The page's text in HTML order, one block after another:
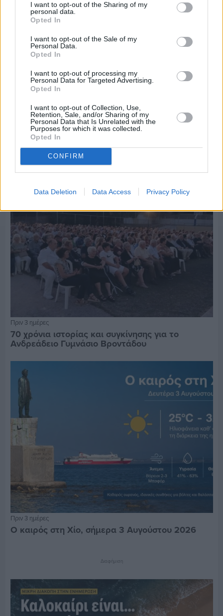
I want to opt-out of the Sharing of my
personal data.
Opted In
I want to opt-out of the Sale of my
Personal Data.
Opted In
I want to opt-out of processing my
Personal Data for Targeted Advertising.
Opted In
I want to opt-out of Collection, Use,
Retention, Sale, and/or Sharing of my
Personal Data that Is Unrelated with the
Purposes for which it was collected.
Opted In
CONFIRM
Data Deletion Data Access Privacy Policy
Πριν 3 ημέρες
Παραμονή Δεκαπενταύγουστου με μεγάλο
πανηγύρι στη Σιδηρούντα
Πριν 3 ημέρες
70 χρόνια ιστορίας και συγκίνησης για το
Ανδρεάδειο Γυμνάσιο Βροντάδου
Πριν 3 ημέρες
Ο καιρός στη Χίο, σήμερα 3 Αυγούστου 2026
Διαφήμιση